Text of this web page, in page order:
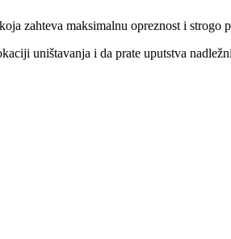
zahteva maksimalnu opreznost i
uništavanja i da prate uputstva